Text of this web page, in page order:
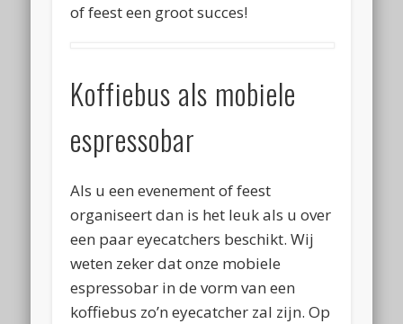
of feest een groot succes!
Koffiebus als mobiele
espressobar
Als u een evenement of feest
organiseert dan is het leuk als u over
een paar eyecatchers beschikt. Wij
weten zeker dat onze mobiele
espressobar in de vorm van een
koffiebus zo’n eyecatcher zal zijn. Op